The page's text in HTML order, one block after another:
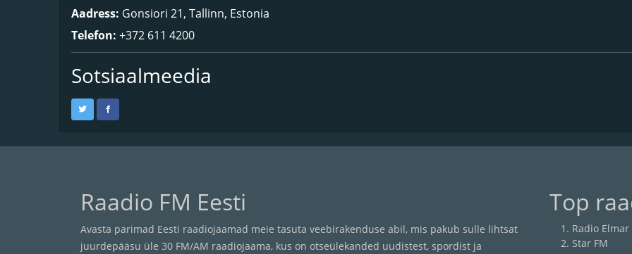
Aadress: Gonsiori 21, Tallinn, Estonia
Telefon: +372 611 4200
Sotsiaalmeedia
Raadio FM Eesti
Avasta parimad Eesti raadiojaamad meie tasuta veebirakenduse abil, mis pakub sulle lihtsat
juurdepääsu üle 30 FM/AM raadiojaama, kus on otseülekanded uudistest, spordist ja
Top
Radio Elmar
Star FM